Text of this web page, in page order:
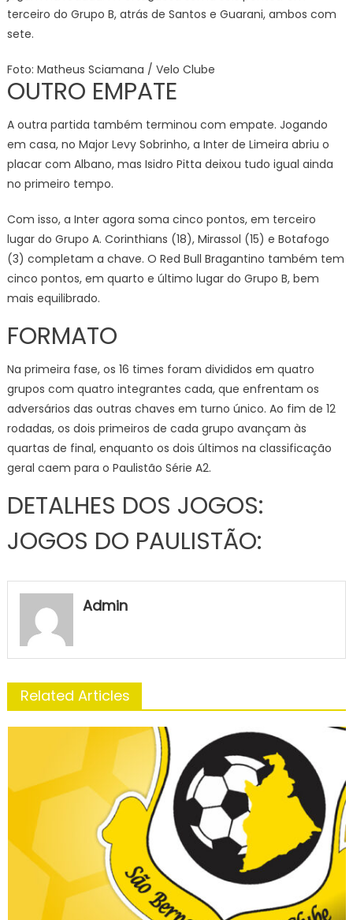
terceiro do Grupo B, atrás de Santos e Guarani, ambos com
sete.
Foto: Matheus Sciamana / Velo Clube
OUTRO EMPATE
A outra partida também terminou com empate. Jogando
em casa, no Major Levy Sobrinho, a Inter de Limeira abriu o
placar com Albano, mas Isidro Pitta deixou tudo igual ainda
no primeiro tempo.
Com isso, a Inter agora soma cinco pontos, em terceiro
lugar do Grupo A. Corinthians (18), Mirassol (15) e Botafogo
(3) completam a chave. O Red Bull Bragantino também tem
cinco pontos, em quarto e último lugar do Grupo B, bem
mais equilibrado.
FORMATO
Na primeira fase, os 16 times foram divididos em quatro
grupos com quatro integrantes cada, que enfrentam os
adversários das outras chaves em turno único. Ao fim de 12
rodadas, os dois primeiros de cada grupo avançam às
quartas de final, enquanto os dois últimos na classificação
geral caem para o Paulistão Série A2.
DETALHES DOS JOGOS:
JOGOS DO PAULISTÃO:
Admin
Related Articles